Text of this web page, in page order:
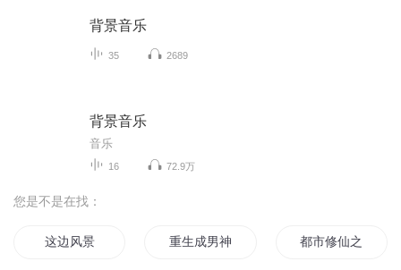
背景音乐
35 2689
背景音乐
音乐
16 72.9万
您是不是在找：
这边风景 重生成男神的背后灵 都市修仙之主角